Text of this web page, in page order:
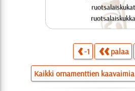
ruotsalaiskukat
ruotsalaiskukka
-1 palaa
Kaikki ornamenttien